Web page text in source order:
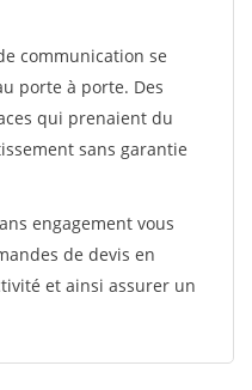
communication se
porte à porte. Des
qui prenaient du
sans garantie
engagement vous
de devis en
et ainsi assurer un